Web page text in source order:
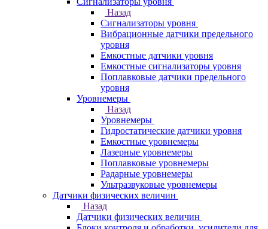
Назад
Сигнализаторы уровня
Вибрационные датчики предельного
уровня
Емкостные датчики уровня
Емкостные сигнализаторы уровня
Поплавковые датчики предельного
уровня
Уровнемеры
Назад
Уровнемеры
Гидростатические датчики уровня
Емкостные уровнемеры
Лазерные уровнемеры
Поплавковые уровнемеры
Радарные уровнемеры
Ультразвуковые уровнемеры
Датчики физических величин
Назад
Датчики физических величин